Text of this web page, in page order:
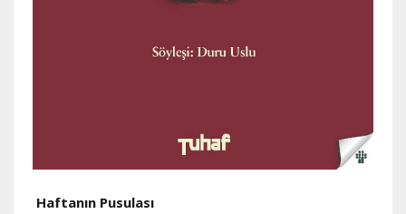
Haftanın Pusulası